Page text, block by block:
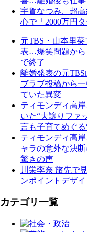
宇賀なつみ、超
心で「2000万円
元TBS・山本里
表…爆笑問題から
で終了
離婚発表の元
ブラブ投稿から
ていた異変
ティモンディ高
いた“夫譲りファ
言も子育てめぐる
ティモンディ高
ャラの意外な決
驚きの声
川栄李奈 旅先で
ンポイントデザ
カテゴリ一覧